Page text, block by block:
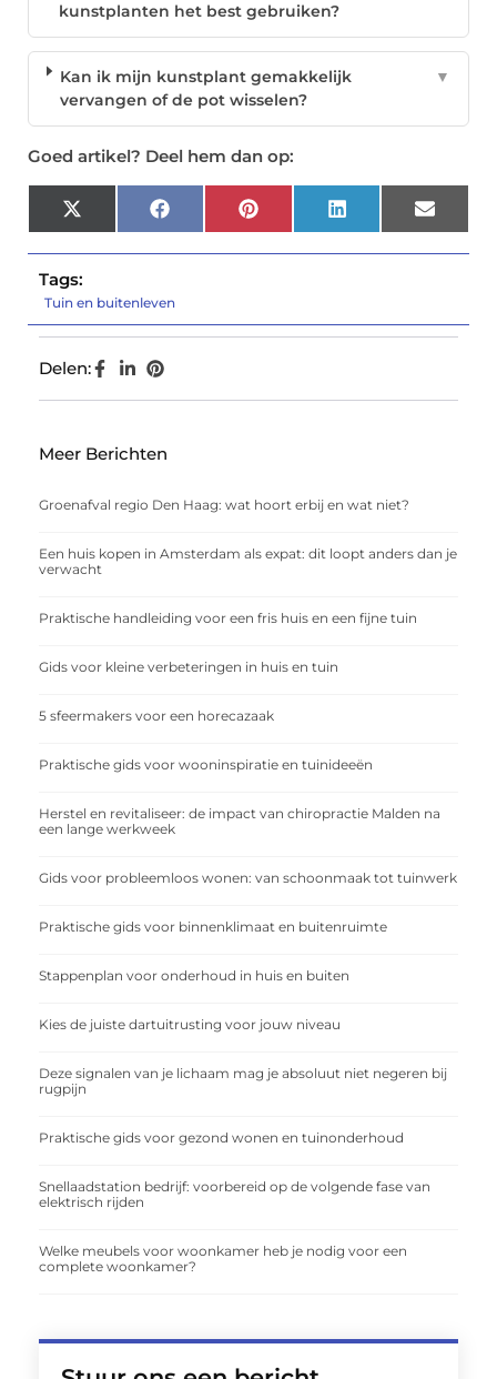
kunstplanten het best gebruiken?
Kan ik mijn kunstplant gemakkelijk
vervangen of de pot wisselen?
▼
Goed artikel? Deel hem dan op:
X
(Twitter)
Facebook Pinterest LinkedIn Email
Tags:
Tuin en buitenleven
Delen:
Meer Berichten
Groenafval regio Den Haag: wat hoort erbij en wat niet?
Een huis kopen in Amsterdam als expat: dit loopt anders dan je
verwacht
Praktische handleiding voor een fris huis en een fijne tuin
Gids voor kleine verbeteringen in huis en tuin
5 sfeermakers voor een horecazaak
Praktische gids voor wooninspiratie en tuinideeën
Herstel en revitaliseer: de impact van chiropractie Malden na
een lange werkweek
Gids voor probleemloos wonen: van schoonmaak tot tuinwerk
Praktische gids voor binnenklimaat en buitenruimte
Stappenplan voor onderhoud in huis en buiten
Kies de juiste dartuitrusting voor jouw niveau
Deze signalen van je lichaam mag je absoluut niet negeren bij
rugpijn
Praktische gids voor gezond wonen en tuinonderhoud
Snellaadstation bedrijf: voorbereid op de volgende fase van
elektrisch rijden
Welke meubels voor woonkamer heb je nodig voor een
complete woonkamer?